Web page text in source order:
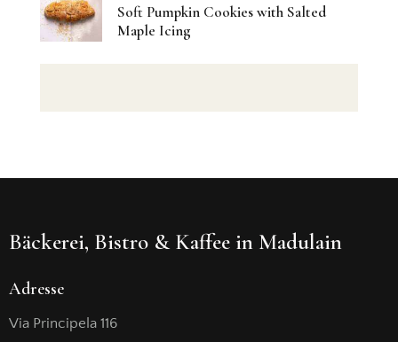
Soft Pumpkin Cookies with Salted
Maple Icing
Bäckerei, Bistro & Kaffee in Madulain
Adresse
Via Principela 116